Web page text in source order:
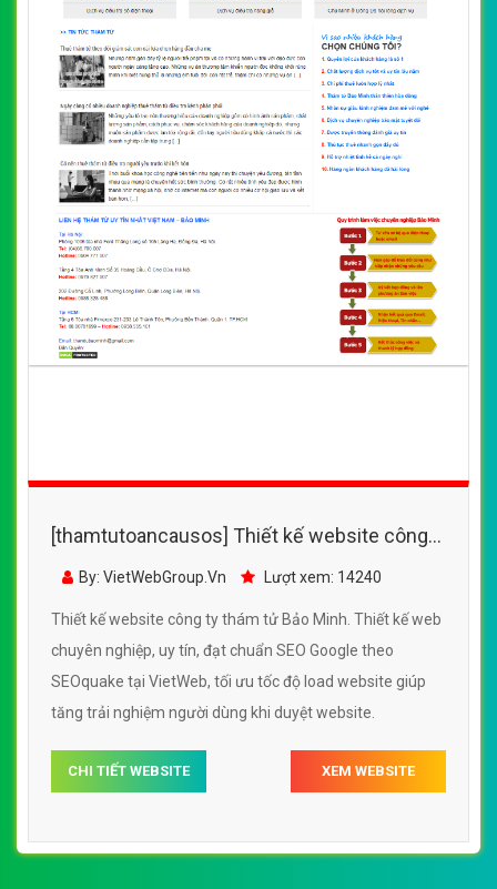
[thamtutoancausos] Thiết kế website công
ty thám tử Bảo Minh đẹp SEO nhanh hiệu quả
By: VietWebGroup.Vn Lượt xem: 14240
Thiết kế website công ty thám tử Bảo Minh. Thiết kế web
chuyên nghiệp, uy tín, đạt chuẩn SEO Google theo
SEOquake tại VietWeb, tối ưu tốc độ load website giúp
tăng trải nghiệm người dùng khi duyệt website.
CHI TIẾT WEBSITE XEM WEBSITE